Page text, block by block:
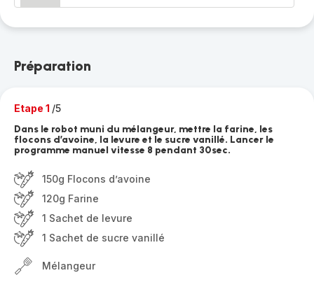
Préparation
Etape 1 /5
Dans le robot muni du mélangeur, mettre la farine, les
flocons d’avoine, la levure et le sucre vanillé. Lancer le
programme manuel vitesse 8 pendant 30sec.
150g Flocons d’avoine
120g Farine
1 Sachet de levure
1 Sachet de sucre vanillé
Mélangeur